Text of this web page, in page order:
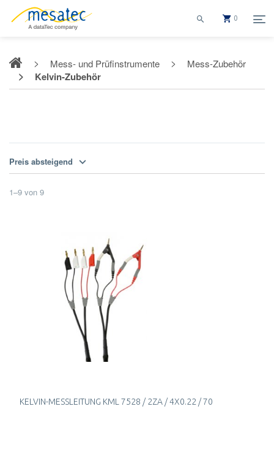
0
Mess- und Prüfinstrumente Mess-Zubehör
Kelvin-Zubehör
Preis absteigend
1–9 von 9
KELVIN-MESSLEITUNG KML 7528 / 2ZA / 4X0.22 / 70